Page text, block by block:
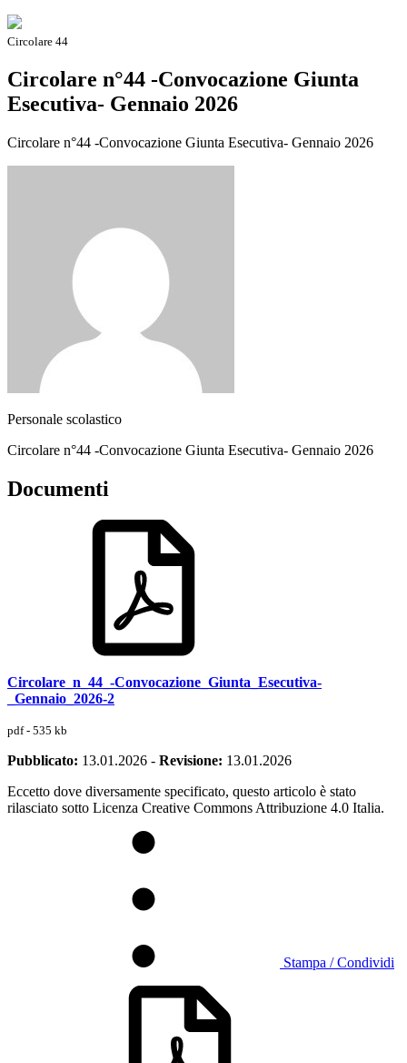
Circolare 44
Circolare n°44 -Convocazione Giunta
Esecutiva- Gennaio 2026
Circolare n°44 -Convocazione Giunta Esecutiva- Gennaio 2026
Personale scolastico
Circolare n°44 -Convocazione Giunta Esecutiva- Gennaio 2026
Documenti
Circolare_n_44_-Convocazione_Giunta_Esecutiva-
_Gennaio_2026-2
pdf - 535 kb
Pubblicato: 13.01.2026 - Revisione: 13.01.2026
Eccetto dove diversamente specificato, questo articolo è stato
rilasciato sotto Licenza Creative Commons Attribuzione 4.0 Italia.
Stampa / Condividi